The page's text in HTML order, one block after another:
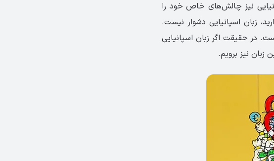
نیز چالش‌های خاص خود را
زبان اسپانیایی دشوار نیست.
در حقیقت اگر زبان اسپانیایی
زبان نیز برویم.